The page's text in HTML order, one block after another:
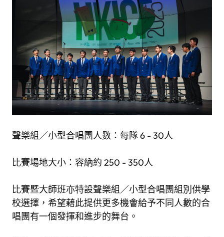
聲樂組／小型合唱團人數：每隊 6 - 30人
比賽場地大小：容納約 250 - 350人
比賽暨大師班亦特設聲樂組／小型合唱團組別供學
校選擇，希望藉此提供更多機會給予不同人數的合
唱團有一個發揮和進步的舞台。